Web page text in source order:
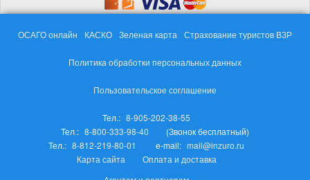
ОСАГО онлайн КАСКО Зеленая карта Страхование туристов ВЗР
Политика обработки персональных данных
Пользовательское соглашение
Тел.: 8-905-202-38-55
Тел.: 8-800-333-98-40
(Звонок бесплатный)
Тел.: 8-812-219-80-01 e-mail: mail@inzuro.ru
Карта сайта
Оплата и доставка